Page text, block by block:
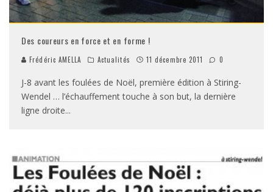
Des coureurs en force et en forme !
Frédéric AMELLA Actualités 11 décembre 2011 0
J-8 avant les foulées de Noël, première édition à Stiring-
Wendel … l’échauffement touche à son but, la dernière
ligne droite...